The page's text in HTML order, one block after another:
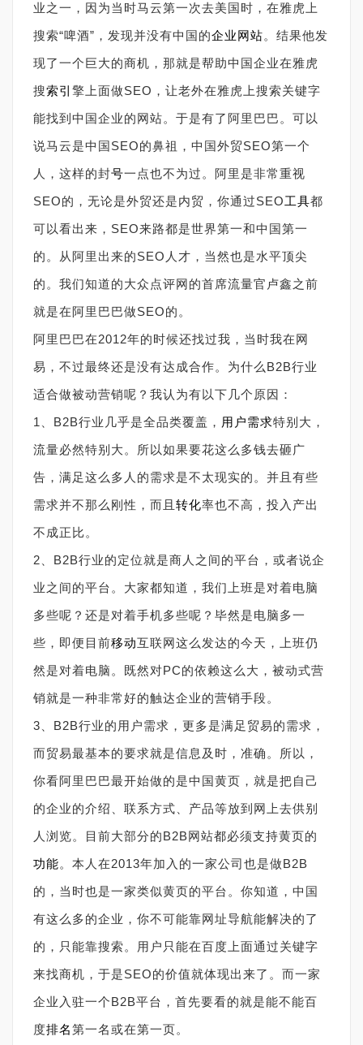
业之一，因为当时马云第一次去美国时，在雅虎上
搜索“啤酒”，发现并没有中国的企业网站。结果他发
现了一个巨大的商机，那就是帮助中国企业在雅虎
搜索引 擎上面做SEO，让老外在雅虎上搜索关键字
能找到中国企业的网站。于是有了阿里巴巴。可以
说马云是中国SEO的鼻祖，中国外贸SEO第一个
人，这样的封号一点也不为过。阿里是非常重视
SEO的，无论是外贸还是内贸，你通过SEO工具都
可以看出来，SEO来路都是世界第一和中国第一
的。从阿里出来的SEO人才，当然也是水平顶尖
的。我们知道的大众点评网的首席流量官卢鑫之前
就是在阿里巴巴做SEO的。
阿里巴巴在2012年的时候还找过我，当时我在网
易，不过最终还是没有达成合作。为什么B2B行业
适合做被动营销呢？我认为有以下几个原因：
1、B2B行业几乎是全品类覆盖， 用户需求特别大，
流量必然特别大。所以如果要花这么多钱去砸广
告，满足这么多人的需求是不太现实的。并且有些
需求并不那么刚性，而且 转化率也不高，投入产出
不成正比。
2、B2B行业的定位就是商人之间的平台，或者说企
业之间的平台。大家都知道，我们上班是对着电脑
多些呢？还是对着手机多些呢？毕然是电脑多一
些，即便目前移动互联网这么发达的今天，上班仍
然是对着电脑。既然对PC的依赖这么大，被动式营
销就是一种非常好的触达企业的营销手段。
3、B2B行业的用户需求，更多是满足贸易的需求，
而贸易最基本的要求就是信息及时，准确。所以，
你看阿里巴巴最开始做的是中国黄页，就是把自己
的企业的介绍、联系方式、产品等放到网上去供别
人浏览。目前大部分的B2B网站都必须支持黄页的
功能。本人在2013年加入的一家公司也是做B2B
的，当时也是一家类似黄页的平台。你知道，中国
有这么多的企业，你不可能靠网址导航能解决的了
的，只能靠搜索。用户只能在百度上面通过关键字
来找商机，于是SEO的价值就体现出来了。而一家
企业入驻一个B2B平台，首先要看的就是能不能百
度排名第一名或在第一页。